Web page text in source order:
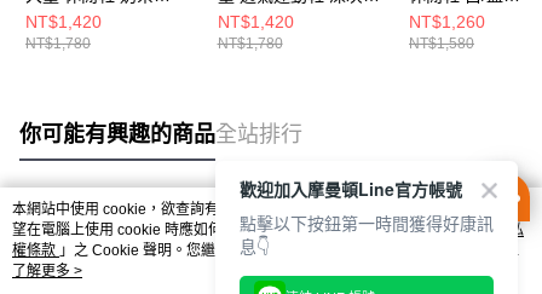
MSCNC4133
NT$1,420
NT$1,780
MSCNC3233
NT$1,420
NT$1,780
MSTWB115
NT$1,260
NT$1,580
你可能有興趣的商品全站排行
熱門標籤
本網站中使用 cookie，欲查詢有關本網站使用 cookie 方式之詳情，及若您不希
望在電腦上使用 cookie 時應如何變更電腦的 cookie 設定，請參閱本網站「
隱私
權條款 」之 Cookie 聲明。您繼續使用本網站即表示您同意本公司得按本網站使
用條款之 Cookie 聲明使用 cookie。
了解更多 >
歡迎加入摩曼頓Line官方帳號
點擊以下按鈕第一時間獲得好康訊
息👇